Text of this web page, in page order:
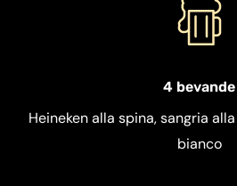
4 bevande
Heineken alla spina, sangria
bianco